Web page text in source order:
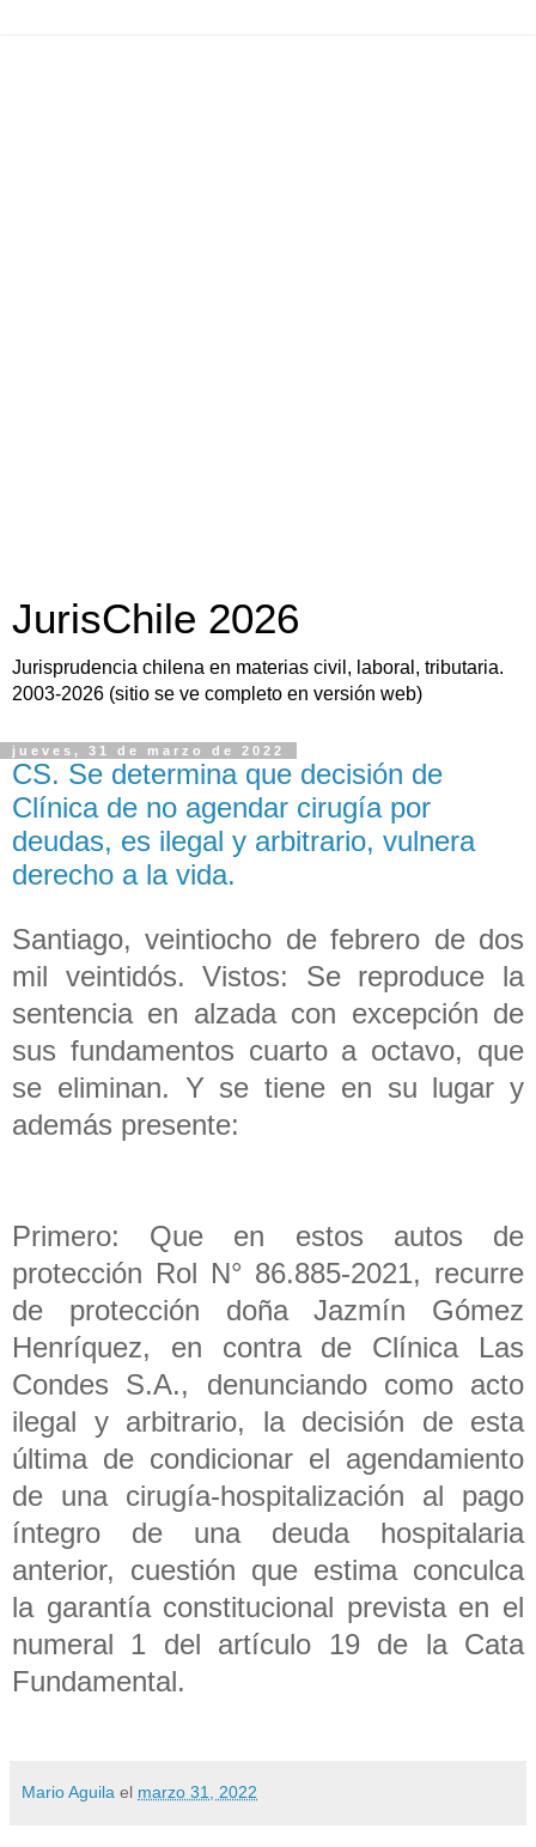
JurisChile 2026
Jurisprudencia chilena en materias civil, laboral, tributaria.
2003-2026 (sitio se ve completo en versión web)
jueves, 31 de marzo de 2022
CS. Se determina que decisión de
Clínica de no agendar cirugía por
deudas, es ilegal y arbitrario, vulnera
derecho a la vida.
Santiago, veintiocho de febrero de dos
mil veintidós. Vistos: Se reproduce la
sentencia en alzada con excepción de
sus fundamentos cuarto a octavo, que
se eliminan. Y se tiene en su lugar y
además presente:
Primero: Que en estos autos de
protección Rol N° 86.885-2021, recurre
de protección doña Jazmín Gómez
Henríquez, en contra de Clínica Las
Condes S.A., denunciando como acto
ilegal y arbitrario, la decisión de esta
última de condicionar el agendamiento
de una cirugía-hospitalización al pago
íntegro de una deuda hospitalaria
anterior, cuestión que estima conculca
la garantía constitucional prevista en el
numeral 1 del artículo 19 de la Cata
Fundamental.
Mario Aguila el marzo 31, 2022